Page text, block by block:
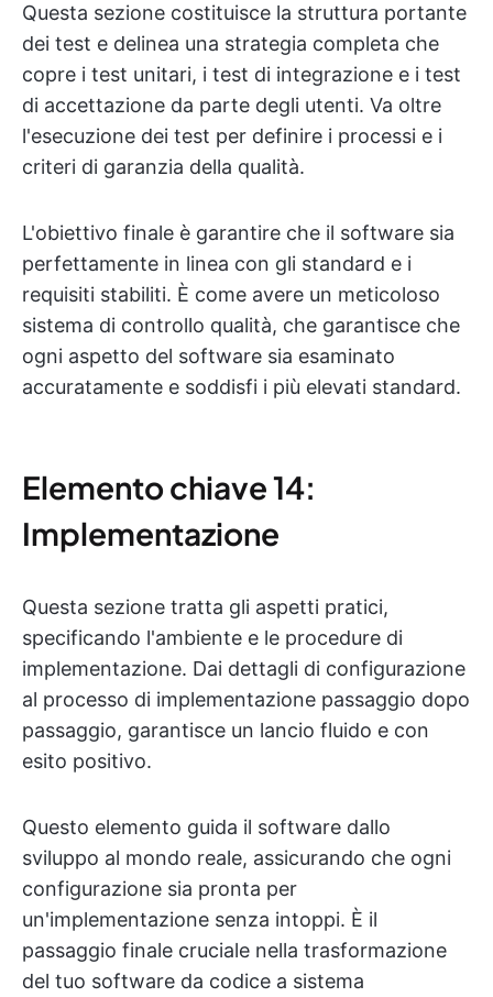
Questa sezione costituisce la struttura portante
dei test e delinea una strategia completa che
copre i test unitari, i test di integrazione e i test
di accettazione da parte degli utenti. Va oltre
l'esecuzione dei test per definire i processi e i
criteri di garanzia della qualità.
L'obiettivo finale è garantire che il software sia
perfettamente in linea con gli standard e i
requisiti stabiliti. È come avere un meticoloso
sistema di controllo qualità, che garantisce che
ogni aspetto del software sia esaminato
accuratamente e soddisfi i più elevati standard.
Elemento chiave 14:
Implementazione
Questa sezione tratta gli aspetti pratici,
specificando l'ambiente e le procedure di
implementazione. Dai dettagli di configurazione
al processo di implementazione passaggio dopo
passaggio, garantisce un lancio fluido e con
esito positivo.
Questo elemento guida il software dallo
sviluppo al mondo reale, assicurando che ogni
configurazione sia pronta per
un'implementazione senza intoppi. È il
passaggio finale cruciale nella trasformazione
del tuo software da codice a sistema